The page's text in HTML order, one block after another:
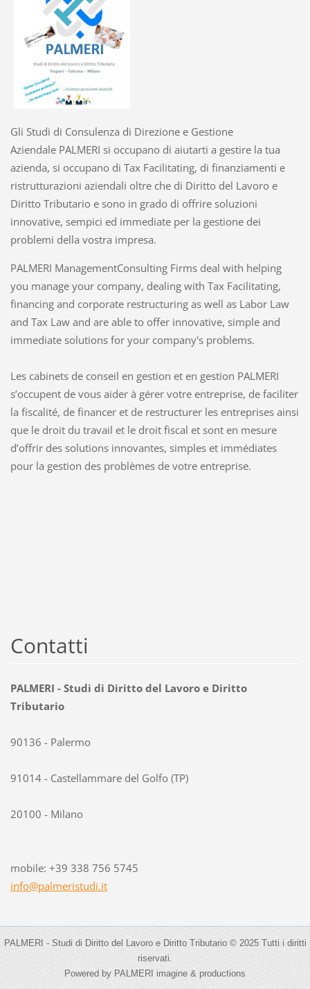
Gli Studi di Consulenza di Direzione e Gestione
Aziendale PALMERI si occupano di aiutarti a gestire la tua
azienda, si occupano di Tax Facilitating, di finanziamenti e
ristrutturazioni aziendali oltre che di Diritto del Lavoro e
Diritto Tributario e sono in grado di offrire soluzioni
innovative, sempici ed immediate per la gestione dei
problemi della vostra impresa.
PALMERI ManagementConsulting Firms deal with helping
you manage your company, dealing with Tax Facilitating,
financing and corporate restructuring as well as Labor Law
and Tax Law and are able to offer innovative, simple and
immediate solutions for your company's problems.
Les cabinets de conseil en gestion et en gestion PALMERI
s’occupent de vous aider à gérer votre entreprise, de faciliter
la fiscalité, de financer et de restructurer les entreprises ainsi
que le droit du travail et le droit fiscal et sont en mesure
d’offrir des solutions innovantes, simples et immédiates
pour la gestion des problèmes de votre entreprise.
Contatti
PALMERI - Studi di Diritto del Lavoro e Diritto
Tributario
90136 - Palermo
91014 - Castellammare del Golfo (TP)
20100 - Milano
mobile: +39 338 756 5745
info@palmeristudi.it
PALMERI - Studi di Diritto del Lavoro e Diritto Tributario © 2025 Tutti i diritti
riservati.
Powered by PALMERI imagine & productions